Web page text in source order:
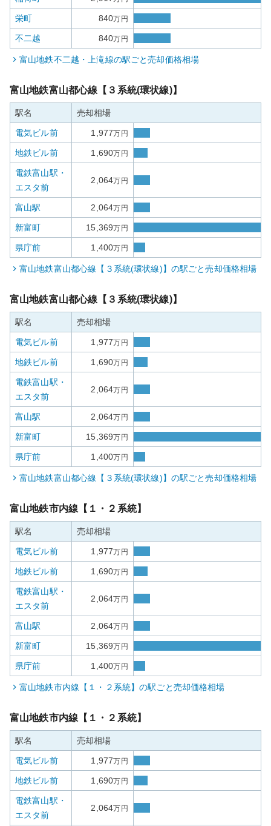
栄町 840万円
不二越 840万円
富山地鉄不二越・上滝線の駅ごと売却価格相場
富山地鉄富山都心線【３系統(環状線)】
駅名 売却相場
電気ビル前 1,977万円
地鉄ビル前 1,690万円
電鉄富山駅・
エスタ前
2,064万円
富山駅 2,064万円
新富町 15,369万円
県庁前 1,400万円
富山地鉄富山都心線【３系統(環状線)】 の駅ごと売却価格相場
富山地鉄富山都心線【３系統(環状線)】
駅名 売却相場
電気ビル前 1,977万円
地鉄ビル前 1,690万円
電鉄富山駅・
エスタ前
2,064万円
富山駅 2,064万円
新富町 15,369万円
県庁前 1,400万円
富山地鉄富山都心線【３系統(環状線)】 の駅ごと売却価格相場
富山地鉄市内線【１・２系統】
駅名 売却相場
電気ビル前 1,977万円
地鉄ビル前 1,690万円
電鉄富山駅・
エスタ前
2,064万円
富山駅 2,064万円
新富町 15,369万円
県庁前 1,400万円
富山地鉄市内線【１・２系統】の駅ごと売却価格相場
富山地鉄市内線【１・２系統】
駅名 売却相場
電気ビル前 1,977万円
地鉄ビル前 1,690万円
電鉄富山駅・
エスタ前
2,064万円